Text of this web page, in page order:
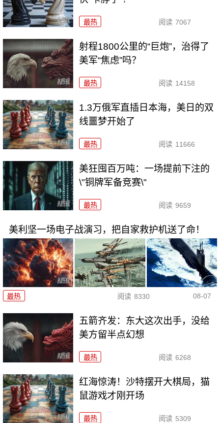
最热 阅读 7067
射程1800公里的“巨炮”，治得了
美军“焦虑”吗？
最热 阅读 14158
1.3万俄军直插日本海，美日的双
线噩梦开始了
最热 阅读 11666
美狂囤百万吨：一场提前下注的
\"铜牌军备竞赛\"
最热 阅读 9659
美利坚一场电子战演习，把自家救护机送了命！
最热 阅读 8330 08-07
五箭齐发：东大这次出手，没给
美方留半点幻想
最热 阅读 6268
红海惊涛！沙特摆开大棋局，猫
鼠游戏才刚开场
最热 阅读 5309